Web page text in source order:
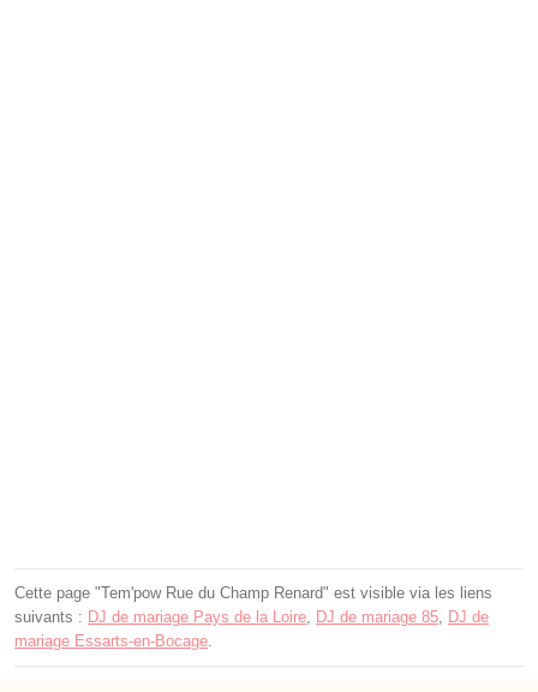
Cette page "Tem'pow Rue du Champ Renard" est visible via les liens
suivants : DJ de mariage Pays de la Loire, DJ de mariage 85, DJ de
mariage Essarts-en-Bocage.